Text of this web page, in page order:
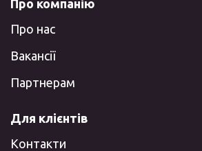
Про компанію
Про нас
Вакансії
Партнерам
Для клієнтів
Контакти